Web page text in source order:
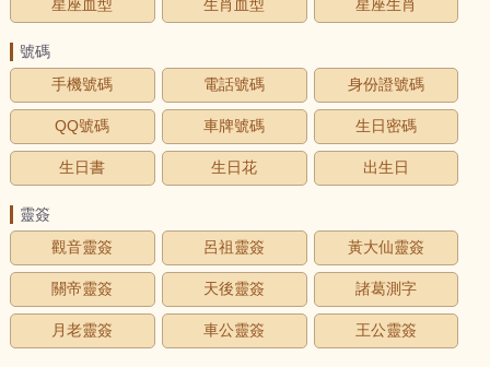
星座血型 生肖血型 星座生肖
號碼
手機號碼
電話號碼 身份證號碼
QQ號碼 車牌號碼 生日密碼
生日書 生日花 出生日
靈簽
觀音靈簽
呂祖靈簽 黃大仙靈簽
關帝靈簽 天後靈簽 諸葛測字
月老靈簽 車公靈簽 王公靈簽